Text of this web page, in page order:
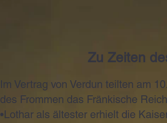
Zu Zeiten
Im Vertrag von Verdun teilten am
des Frommen das Fränkische
•Lothar als ältester erhielt die